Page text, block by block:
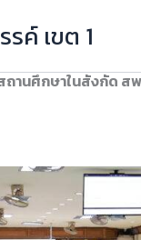
ค์ เขต 1
ถานศึกษาในสังกัด ส